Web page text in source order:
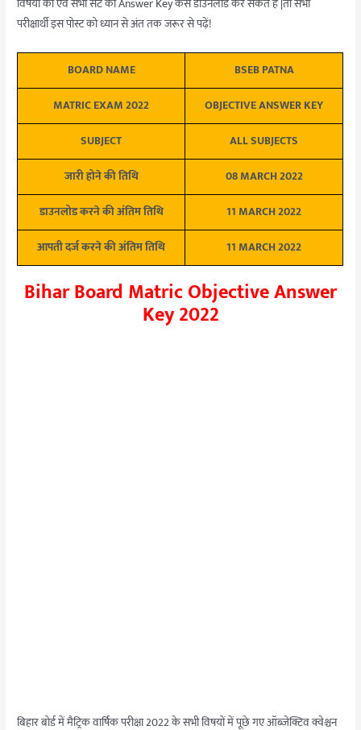
विषयों का एवं सभी सेट का Answer Key कैसे डाउनलोड कर सकते है |तो सभी
परीक्षार्थी इस पोस्ट को ध्यान से अंत तक जरूर से पढ़ें!
BOARD NAME
BSEB PATNA
MATRIC EXAM 2022
OBJECTIVE ANSWER KEY
SUBJECT
ALL SUBJECTS
जारी होने की तिथि
08 MARCH 2022
डाउनलोड करने की अंतिम तिथि
11 MARCH 2022
आपती दर्ज करने की अंतिम तिथि
11 MARCH 2022
Bihar Board Matric Objective Answer
Key 2022
बिहार बोर्ड में मैट्रिक वार्षिक परीक्षा 2022 के सभी विषयों में पूछे गए ऑब्जेक्टिव क्वेश्चन